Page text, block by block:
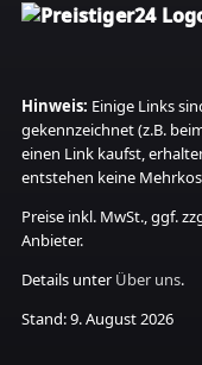
Hinweis: Einige Links
gekennzeichnet (z.B.
einen Link kaufst,
entstehen keine
Preise inkl. MwSt., ggf.
Anbieter.
Details unter Über uns.
Stand: 9. August 2026